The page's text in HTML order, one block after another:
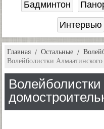
Бадминтон
Интервью
Главная Остальные
Волейболистки